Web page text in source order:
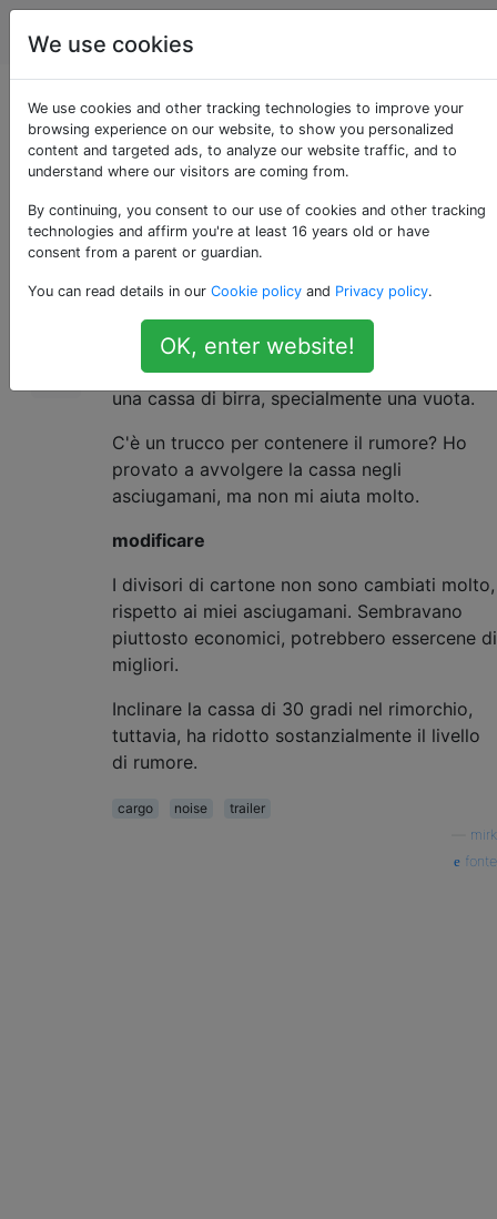
biciclette
Cassa di birra come
carico
10
Di recente ho acquistato un rimorchio per
sono abbastanza soddisfatto.
Il mio problema principale è che diventa
incredibilmente rumoroso quando trasporta
una cassa di birra, specialmente una vuota.
C'è un trucco per contenere il rumore? Ho
provato a avvolgere la cassa negli
asciugamani, ma non mi aiuta molto.
modificare
I divisori di cartone non sono cambiati molto,
rispetto ai miei asciugamani. Sembravano
piuttosto economici, potrebbero essercene di
migliori.
Inclinare la cassa di 30 gradi nel rimorchio,
tuttavia, ha ridotto sostanzialmente il livello
di rumore.
cargo noise
trailer
mirk
fonte
We use cookies
We use cookies and other tracking technologies to improve your
browsing experience on our website, to show you personalized
content and targeted ads, to analyze our website traffic, and to
understand where our visitors are coming from.
By continuing, you consent to our use of cookies and other tracking
technologies and affirm you're at least 16 years old or have
consent from a parent or guardian.
You can read details in our Cookie policy and Privacy policy.
OK, enter website!